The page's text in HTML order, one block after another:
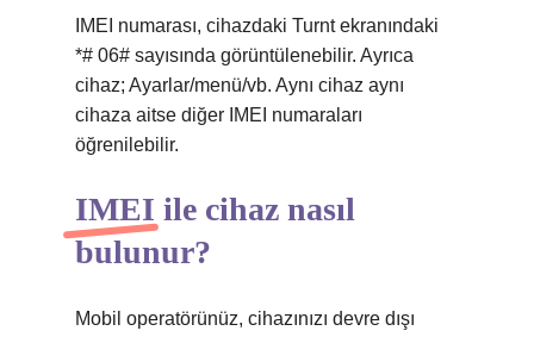
IMEI numarası, cihazdaki Turnt ekranındaki
*# 06# sayısında görüntülenebilir. Ayrıca
cihaz; Ayarlar/menü/vb. Aynı cihaz aynı
cihaza aitse diğer IMEI numaraları
öğrenilebilir.
IMEI ile cihaz nasıl
bulunur?
Mobil operatörünüz, cihazınızı devre dışı